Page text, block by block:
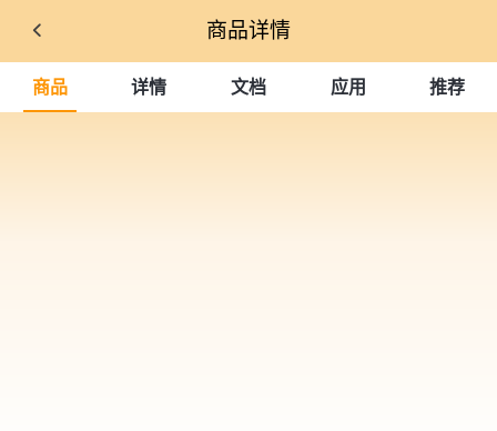
商品详情
商品 详情 文档 应用 推荐